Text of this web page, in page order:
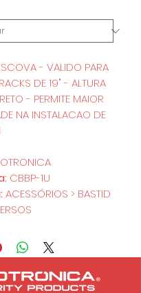
- VALIDO PARA
DE 19" - ALTURA
- PERMITE MAIOR
NA INSTALACAO DE
CBBP-1U
ACESSÓRIOS > BASTID